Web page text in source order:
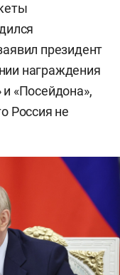
президент
награждения
и «Посейдона»,
Россия не